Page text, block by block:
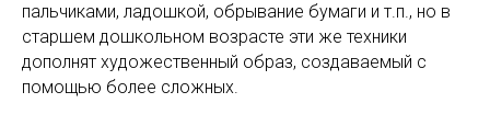
пальчиками, ладошкой, обрывание бумаги и т.п., но в
старшем дошкольном возрасте эти же техники
дополнят художественный образ, создаваемый с
помощью более сложных.